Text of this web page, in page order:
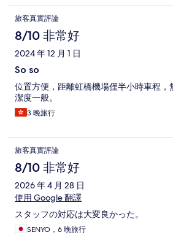
旅客真實評論
8/10 非常好
2024 年 12 月 1 日
So so
位置方便，距離虹橋機場僅半小時車程
潔度一般。
3 晚旅行
旅客真實評論
8/10 非常好
2026 年 4 月 28 日
使用 Google 翻譯
スタッフの対応は大変良かった。
SENYO，6 晚旅行